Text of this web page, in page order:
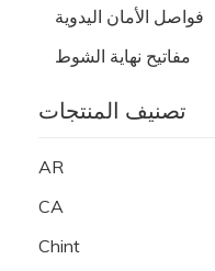
فواصل الأمان اليدوية
مفاتيح نهاية الشوط
تصنيف المنتجات
AR
CA
Chint